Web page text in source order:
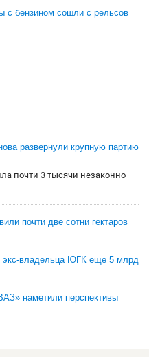
с бензином сошли с рельсов
развернули крупную партию
почти 3 тысячи незаконно
почти две сотни гектаров
экс-владельца ЮГК еще 5 млрд
наметили перспективы